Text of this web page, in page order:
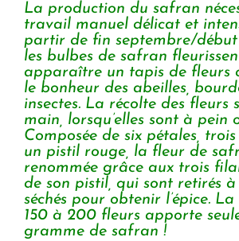
La production du safran
travail manuel délicat et
partir de fin septembre/
les bulbes de safran
apparaître un tapis de fleurs
le bonheur des abeilles,
insectes. La récolte des fleurs
main, lorsqu’elles sont à pein
Composée de six pétales,
un pistil rouge, la fleur de
renommée grâce aux trois
de son pistil, qui sont retirés
séchés pour obtenir l’épice.
150 à 200 fleurs apporte
gramme de safran !